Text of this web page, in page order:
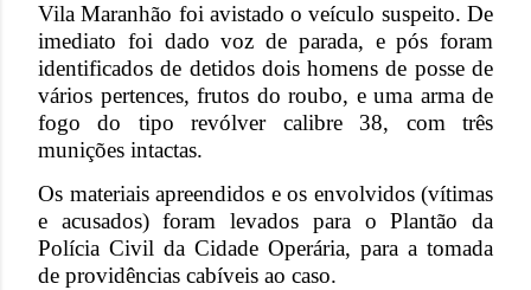
Vila Maranhão foi avistado o veículo suspeito. De
imediato foi dado voz de parada, e pós foram
identificados de detidos dois homens de posse de
vários pertences, frutos do roubo, e uma arma de
fogo do tipo revólver calibre 38, com três
munições intactas.
Os materiais apreendidos e os envolvidos (vítimas
e acusados) foram levados para o Plantão da
Polícia Civil da Cidade Operária, para a tomada
de providências cabíveis ao caso.